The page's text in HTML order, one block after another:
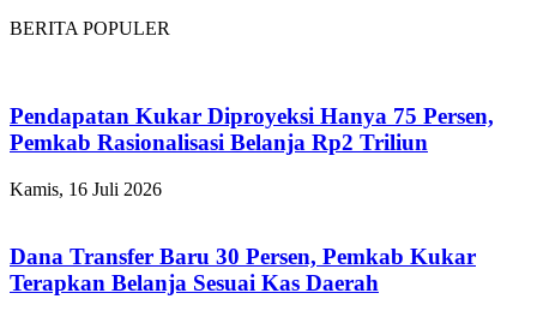
BERITA POPULER
Pendapatan Kukar Diproyeksi Hanya 75 Persen,
Pemkab Rasionalisasi Belanja Rp2 Triliun
Kamis, 16 Juli 2026
Dana Transfer Baru 30 Persen, Pemkab Kukar
Terapkan Belanja Sesuai Kas Daerah